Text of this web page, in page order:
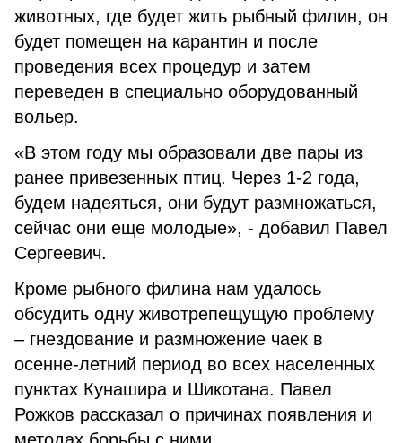
животных, где будет жить рыбный филин, он
будет помещен на карантин и после
проведения всех процедур и затем
переведен в специально оборудованный
вольер.
«В этом году мы образовали две пары из
ранее привезенных птиц. Через 1-2 года,
будем надеяться, они будут размножаться,
сейчас они еще молодые», - добавил Павел
Сергеевич.
Кроме рыбного филина нам удалось
обсудить одну животрепещущую проблему
– гнездование и размножение чаек в
осенне-летний период во всех населенных
пунктах Кунашира и Шикотана. Павел
Рожков рассказал о причинах появления и